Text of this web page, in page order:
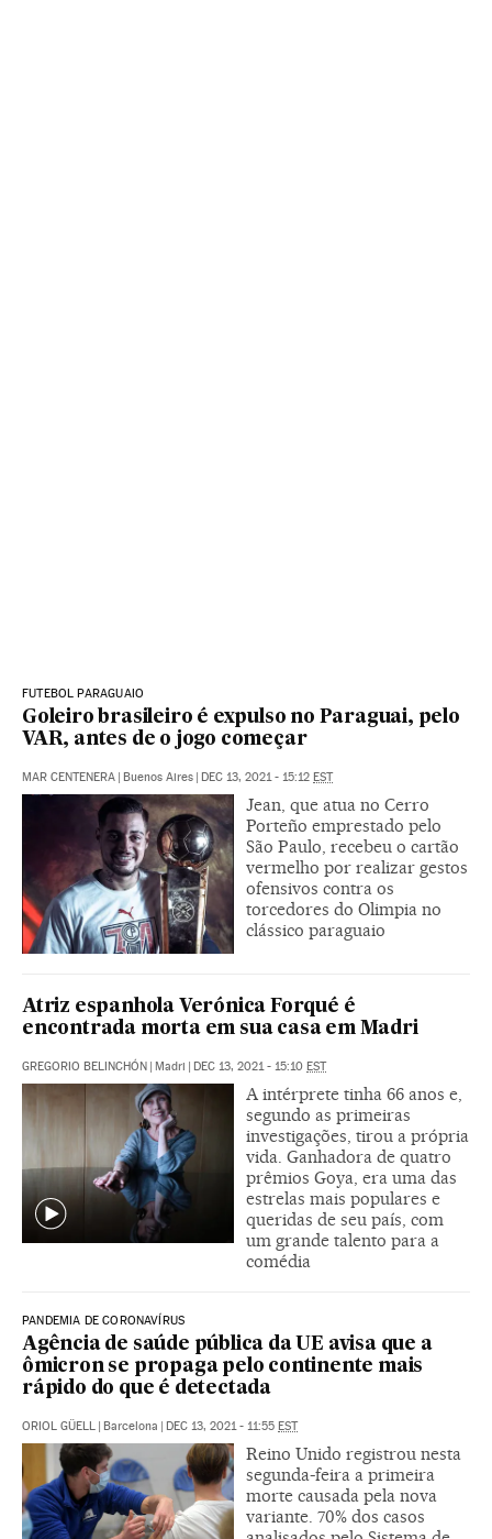
FUTEBOL PARAGUAIO
Goleiro brasileiro é expulso no Paraguai, pelo
VAR, antes de o jogo começar
MAR CENTENERA Buenos Aires DEC 13, 2021 - 15:12 EST
Jean, que atua no Cerro
Porteño emprestado pelo
São Paulo, recebeu o cartão
vermelho por realizar gestos
ofensivos contra os
torcedores do Olimpia no
clássico paraguaio
Atriz espanhola Verónica Forqué é
encontrada morta em sua casa em Madri
GREGORIO BELINCHÓN | Madri | DEC 13, 2021 - 15:10 EST
A intérprete tinha 66 anos e,
segundo as primeiras
investigações, tirou a própria
vida. Ganhadora de quatro
prêmios Goya, era uma das
estrelas mais populares e
queridas de seu país, com
um grande talento para a
comédia
PANDEMIA DE CORONAVÍRUS
Agência de saúde pública da UE avisa que a
ômicron se propaga pelo continente mais
rápido do que é detectada
ORIOL GÜELL | Barcelona | DEC 13, 2021 - 11:55 EST
Reino Unido registrou nesta
segunda-feira a primeira
morte causada pela nova
variante. 70% dos casos